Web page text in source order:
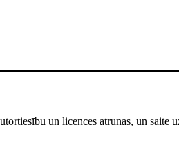
un licences atrunas, un saite